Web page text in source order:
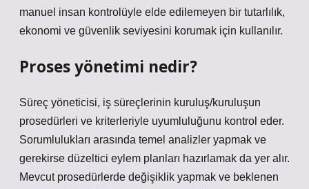
manuel insan kontrolüyle elde edilemeyen bir tutarlılık,
ekonomi ve güvenlik seviyesini korumak için kullanılır.
Proses yönetimi nedir?
Süreç yöneticisi, iş süreçlerinin kuruluş/kuruluşun
prosedürleri ve kriterleriyle uyumluluğunu kontrol eder.
Sorumlulukları arasında temel analizler yapmak ve
gerekirse düzeltici eylem planları hazırlamak da yer alır.
Mevcut prosedürlerde değişiklik yapmak ve beklenen